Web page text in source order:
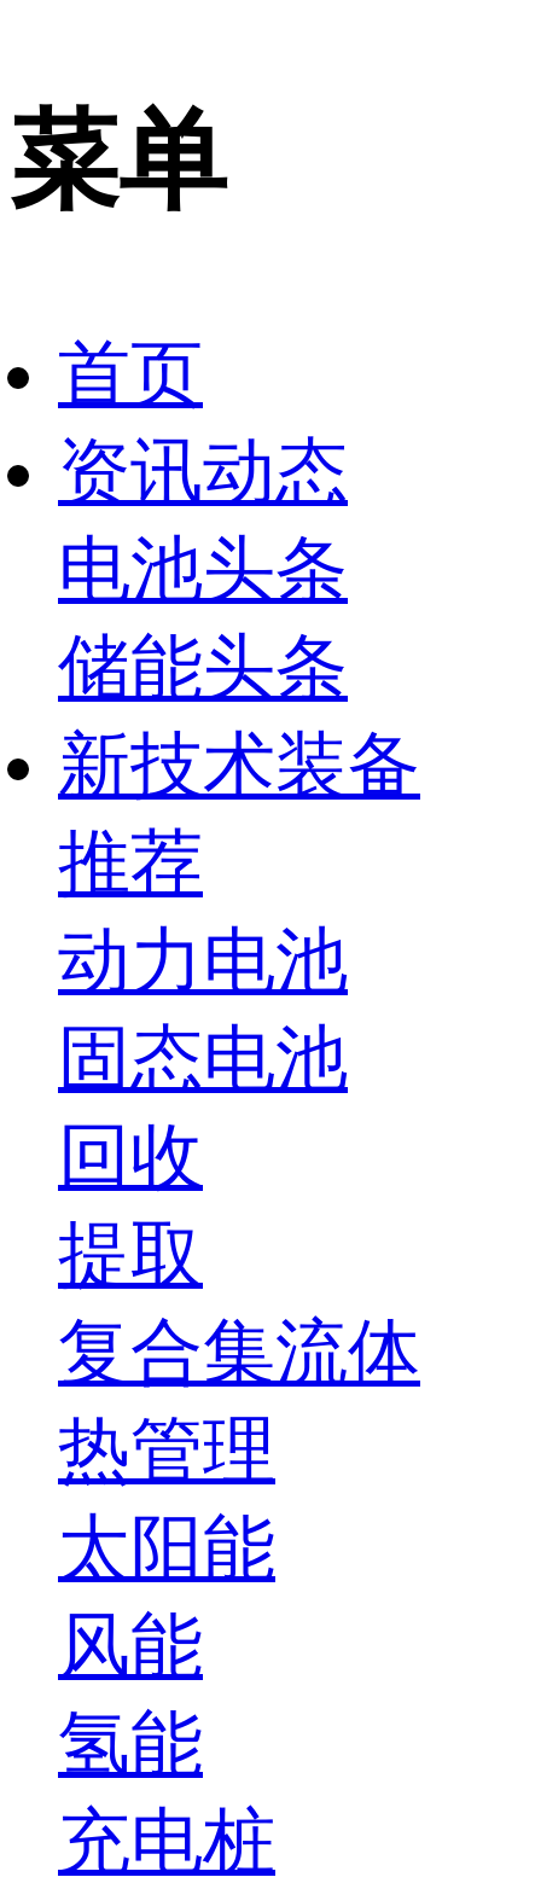
菜单
首页
资讯动态
电池头条
储能头条
新技术装备
推荐
动力电池
固态电池
回收
提取
复合集流体
热管理
太阳能
风能
氢能
充电桩